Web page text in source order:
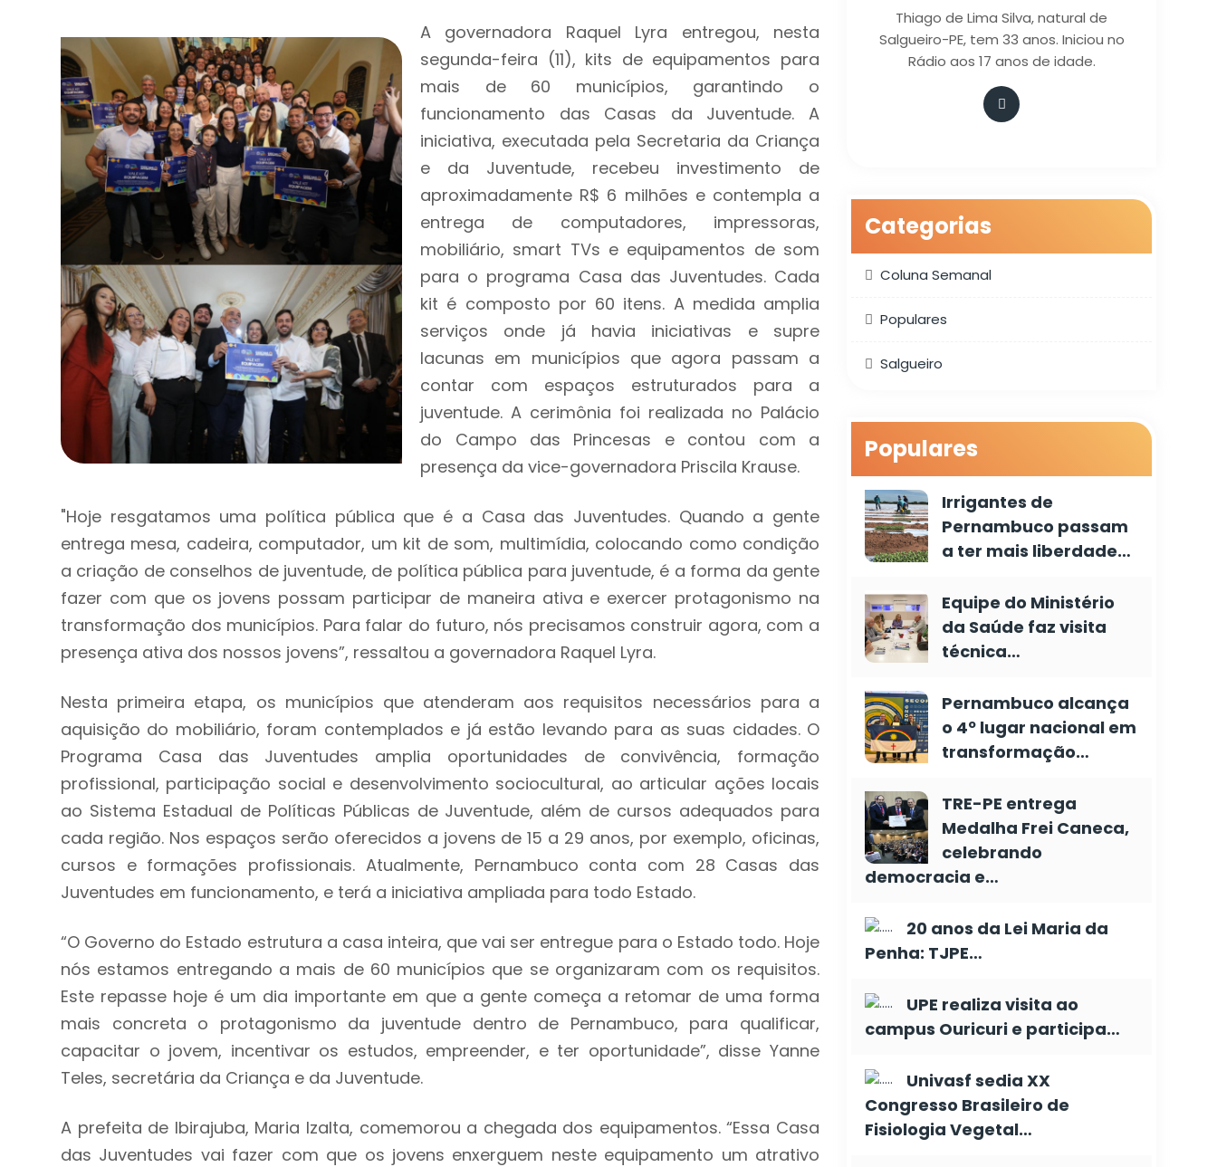
A governadora Raquel Lyra entregou, nesta
segunda-feira (11), kits de equipamentos para
mais de 60 municípios, garantindo o
funcionamento das Casas da Juventude. A
iniciativa, executada pela Secretaria da Criança
e da Juventude, recebeu investimento de
aproximadamente R$ 6 milhões e contempla a
entrega de computadores, impressoras,
mobiliário, smart TVs e equipamentos de som
para o programa Casa das Juventudes. Cada
kit é composto por 60 itens. A medida amplia
serviços onde já havia iniciativas e supre
lacunas em municípios que agora passam a
contar com espaços estruturados para a
juventude. A cerimônia foi realizada no Palácio
do Campo das Princesas e contou com a
presença da vice-governadora Priscila Krause.
"Hoje resgatamos uma política pública que é a Casa das Juventudes. Quando a gente
entrega mesa, cadeira, computador, um kit de som, multimídia, colocando como condição
a criação de conselhos de juventude, de política pública para juventude, é a forma da gente
fazer com que os jovens possam participar de maneira ativa e exercer protagonismo na
transformação dos municípios. Para falar do futuro, nós precisamos construir agora, com a
presença ativa dos nossos jovens”, ressaltou a governadora Raquel Lyra.
Nesta primeira etapa, os municípios que atenderam aos requisitos necessários para a
aquisição do mobiliário, foram contemplados e já estão levando para as suas cidades. O
Programa Casa das Juventudes amplia oportunidades de convivência, formação
profissional, participação social e desenvolvimento sociocultural, ao articular ações locais
ao Sistema Estadual de Políticas Públicas de Juventude, além de cursos adequados para
cada região. Nos espaços serão oferecidos a jovens de 15 a 29 anos, por exemplo, oficinas,
cursos e formações profissionais. Atualmente, Pernambuco conta com 28 Casas das
Juventudes em funcionamento, e terá a iniciativa ampliada para todo Estado.
“O Governo do Estado estrutura a casa inteira, que vai ser entregue para o Estado todo. Hoje
nós estamos entregando a mais de 60 municípios que se organizaram com os requisitos.
Este repasse hoje é um dia importante em que a gente começa a retomar de uma forma
mais concreta o protagonismo da juventude dentro de Pernambuco, para qualificar,
capacitar o jovem, incentivar os estudos, empreender, e ter oportunidade”, disse Yanne
Teles, secretária da Criança e da Juventude.
A prefeita de Ibirajuba, Maria Izalta, comemorou a chegada dos equipamentos. “Essa Casa
das Juventudes vai fazer com que os jovens enxerguem neste equipamento um atrativo
Thiago de Lima Silva, natural de
Salgueiro-PE, tem 33 anos. Iniciou no
Rádio aos 17 anos de idade.
Categorias
Coluna Semanal
Populares
Salgueiro
Populares
Irrigantes de
Pernambuco passam
a ter mais liberdade…
Equipe do Ministério
da Saúde faz visita
técnica…
Pernambuco alcança
o 4º lugar nacional em
transformação…
TRE-PE entrega
Medalha Frei Caneca,
celebrando
democracia e…
20 anos da Lei Maria da
Penha: TJPE…
UPE realiza visita ao
campus Ouricuri e participa…
Univasf sedia XX
Congresso Brasileiro de
Fisiologia Vegetal…